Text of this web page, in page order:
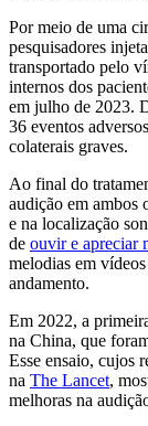
Por meio de uma
pesquisadores
transportado pelo
internos dos
em julho de 2023.
36 eventos
colaterais graves.
Ao final do
audição em ambos
e na localização
de ouvir e apreciar
melodias em
andamento.
Em 2022, a
na China, que
Esse ensaio, cujos
na The Lancet,
melhoras na